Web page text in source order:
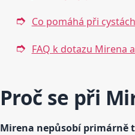
Co pomáhá při
FAQ k dotazu Mirena
Proč se při
Mirena nepůsobí primárně